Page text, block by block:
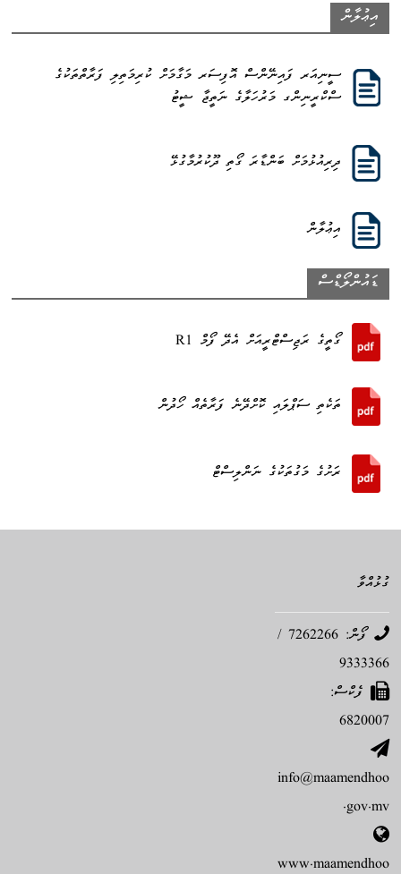
އިޢުލާން
ސީނިއަރ ފައިނޭންސް އޮފިސަރ މަގާމަށް ކުރިމަތިލި ފަރާތްތަކުގެ
ސްކްރީނިންގ މަރުހަލާގެ ނަތީޖާ ޝީޓު
ދިރިއުޅުމަށް ބަންޑާރަ ގޯތި ދޫކުރުމާގުޅޭ
އިޢުލާން
ޑައުންލޯޑްސް
ގޯތީގެ ރަޖިސްޓްރީއަށް އެދޭ ފޯމް R1
ތަކެތި ސަޕްލައި ކޮށްދޭނެ ފަރާތެއް ހޯދުން
ރަށުގެ މަގުތަކުގެ ނަންލިސްޓް
ގުޅުއްވާ
ފޯން: 7262266 /
9333366
ފެކްސް:
6820007
info@maamendhoo
.gov.mv
www.maamendhoo